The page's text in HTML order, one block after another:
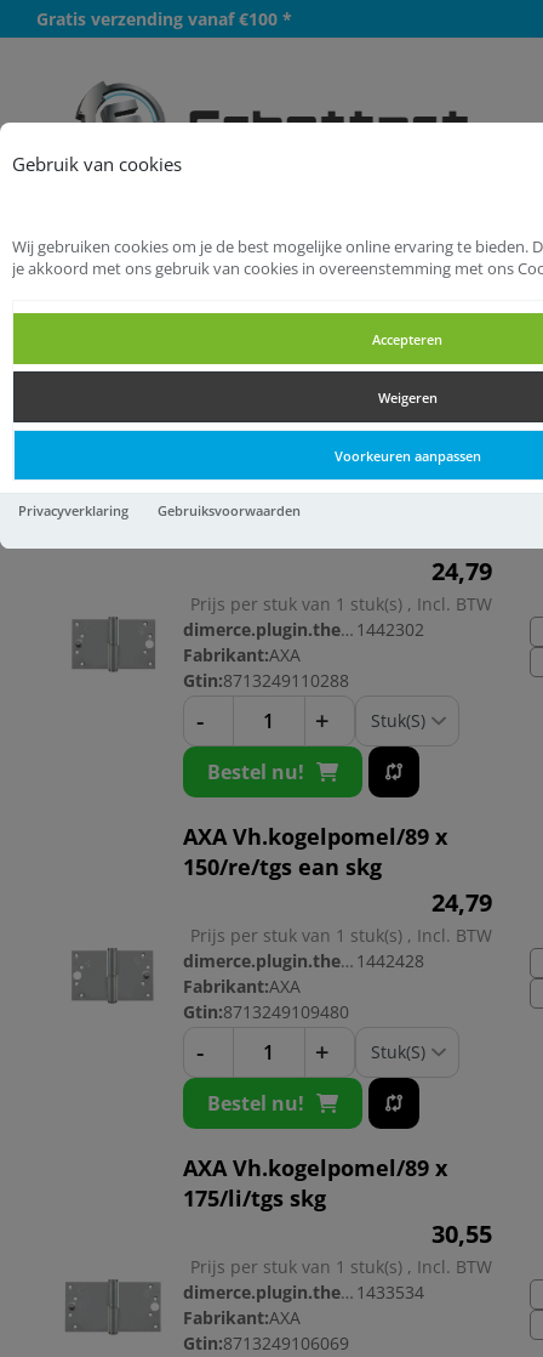
Gebruik van cookies
Wij gebruiken cookies om je de best mogelijke online ervaring te bieden.
je akkoord met ons gebruik van cookies in overeenstemming met ons
Accepteren
Weigeren
Voorkeuren aanpassen
Privacyverklaring Gebruiksvoorwaarden
Gratis verzending vanaf €100 *
Startpagina
Hang- en Sluitwerk
Kogelstiftpaumelles SKG***
Kogelstiftpaumelles SKG***
AXA Vh.kogelpomel/89 x
24,79
Prijs per stuk van 1 stuk(s) , Incl. BTW
dimerce.plugin.theme.productnr: 1442302
Fabrikant:AXA
Gtin:8713249110288
- +
Bestel nu!
AXA Vh.kogelpomel/89 x
150/re/tgs ean skg
24,79
Prijs per stuk van 1 stuk(s) , Incl. BTW
dimerce.plugin.theme.productnr: 1442428
Fabrikant:AXA
Gtin:8713249109480
- +
Bestel nu!
AXA Vh.kogelpomel/89 x
175/li/tgs skg
30,55
Prijs per stuk van 1 stuk(s) , Incl. BTW
dimerce.plugin.theme.productnr: 1433534
Fabrikant:AXA
Gtin:8713249106069